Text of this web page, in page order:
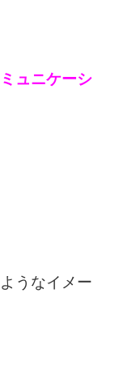
ュニケーシ
うなイメー